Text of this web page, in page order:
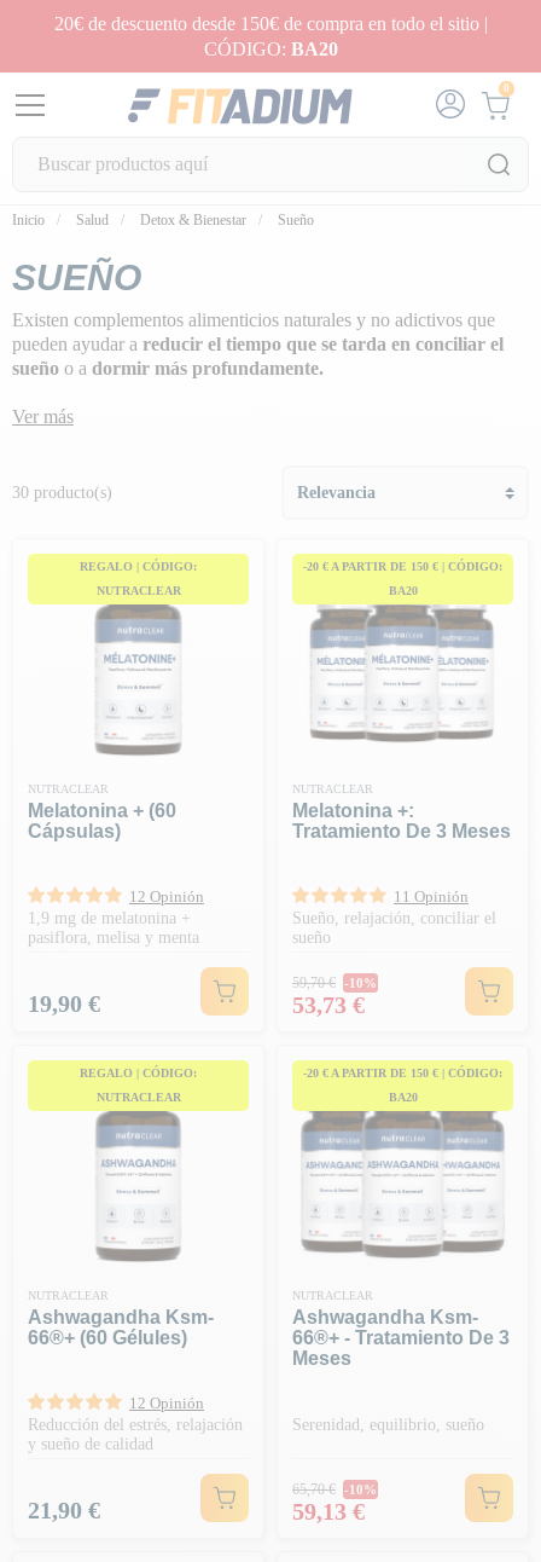
20€ de descuento desde 150€ de compra en todo el sitio |
CÓDIGO: BA20
0
Inicio Salud Detox & Bienestar Sueño
SUEÑO
Existen complementos alimenticios naturales y no adictivos que
pueden ayudar a reducir el tiempo que se tarda en conciliar el
sueño o a dormir más profundamente.
Descubre nuestra selección de productos
Ver más
30 producto(s)
REGALO | CÓDIGO:
NUTRACLEAR
NUTRACLEAR
Melatonina + (60
Cápsulas)
12 Opinión
1,9 mg de melatonina +
pasiflora, melisa y menta
Precio
19,90 €
-20 € A PARTIR DE 150 € | CÓDIGO:
BA20
NUTRACLEAR
Melatonina +:
Tratamiento De 3 Meses
11 Opinión
Sueño, relajación, conciliar el
sueño
Precio habitual
59,70 € -10%
Precio
53,73 €
REGALO | CÓDIGO:
NUTRACLEAR
NUTRACLEAR
Ashwagandha Ksm-
66®+ (60 Gélules)
12 Opinión
Reducción del estrés, relajación
y sueño de calidad
Precio
21,90 €
-20 € A PARTIR DE 150 € | CÓDIGO:
BA20
NUTRACLEAR
Ashwagandha Ksm-
66®+ - Tratamiento De 3
Meses
Serenidad, equilibrio, sueño
Precio habitual
65,70 € -10%
Precio
59,13 €